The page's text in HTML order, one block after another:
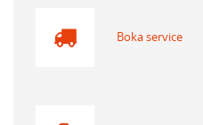
Boka service